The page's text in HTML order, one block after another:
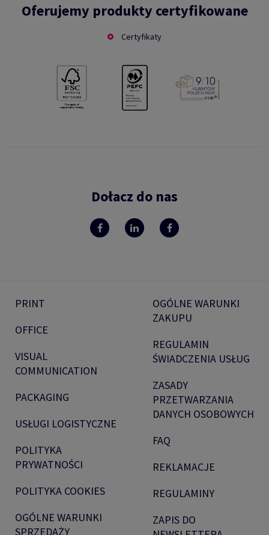
Oferujemy produkty certyfikowane
Certyfikaty
Dołacz do nas
PRINT
OFFICE
VISUAL
COMMUNICATION
PACKAGING
USŁUGI LOGISTYCZNE
POLITYKA
PRYWATNOŚCI
POLITYKA COOKIES
OGÓLNE WARUNKI
SPRZEDAŻY
OGÓLNE WARUNKI
ZAKUPU
REGULAMIN
ŚWIADCZENIA USŁUG
ZASADY
PRZETWARZANIA
DANYCH OSOBOWYCH
FAQ
REKLAMACJE
REGULAMINY
ZAPIS DO